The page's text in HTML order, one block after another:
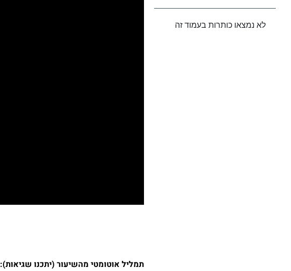
לא נמצאו כותרות בעמוד זה
תמליל אוטומטי מהשיעור (יתכנו שגיאות):